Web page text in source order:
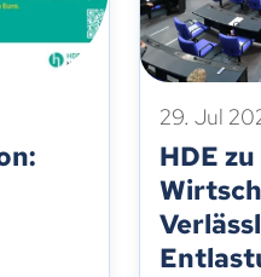
29. Jul
HDE